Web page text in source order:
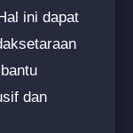
ini dapat
dan